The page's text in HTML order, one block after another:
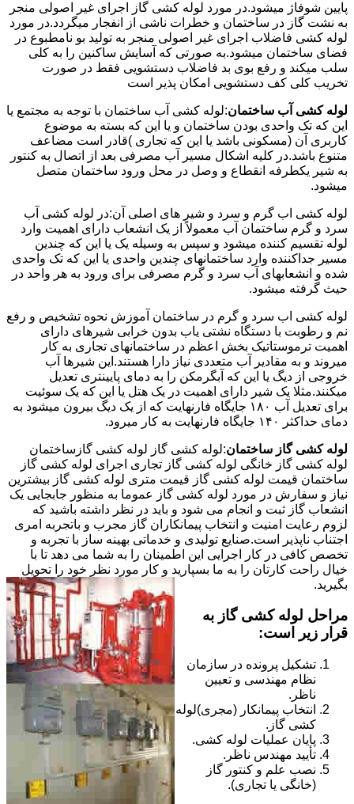
پایین شوفاژ میشود.در مورد لوله کشی گاز اجرای غیر اصولی منجر
به نشت گاز در ساختمان و خطرات ناشی از انفجار میگردد.در مورد
لوله کشی فاضلاب اجرای غیر اصولی منجر به تولید بو نامطبوع در
فضای ساختمان میشود.به صورتی که آسایش ساکنین را به کلی
سلب میکند و رفع بوی بد فاضلاب دستشویی فقط در صورت
تخریب کلی کف دستشویی امکان پذیر است
لوله کشی آب ساختمان:لوله کشی آب ساختمان با توجه به مجتمع یا
این که تک واحدی بودن ساختمان و یا این که بسته به موضوع
کاربری آن (مسکونی باشد یا این که تجاری )قادر است مضاعف
متنوع باشد.در کلیه اشکال مسیر آب مصرفی بعد از اتصال به کنتور
به شیر یکطرفه انقطاع و وصل در محل ورود ساختمان متصل
میشود.
لوله کشی اب گرم و سرد و شیر های اصلی آن:در لوله کشی آب
سرد و گرم ساختمان آب معمولاً از یک انشعاب دارای اهمیت وارد
لوله تقسیم کننده میشود و سپس به وسیله یک یا این که چندین
مسیر جداکننده وارد ساختمانهای چندین واحدی یا این که تک واحدی
شده و انشعابهای آب سرد و گرم مصرفی برای ورود به هر واحد در
حیث گرفته میشود.
لوله کشی اب سرد و گرم در ساختمان آموزش نحوه تشخیص و رفع
نم و رطوبت با دستگاه نشتی یاب بدون خرابی شیرهای دارای
اهمیت ترموستاتیک بخش اعظم در ساختمانهای تجاری به کار
میروند و به مقادیر آب متعددی نیاز دارا هستند.این شیرها آب
خروجی از دیگ یا این که آبگرمکن را به دمای پایینتری تعدیل
میکنند.مثلا یک شیر دارای اهمیت در یک هتل یا این که یک سوئیت
برای تعدیل آب ۱۸۰ جایگاه فارنهایت که از یک دیگ بیرون میشود به
دمای حداکثر ۱۴۰ جایگاه فارنهایت به کار میرود.
لوله کشی گاز ساختمان:لوله کشی گاز لوله کشی گازساختمان
لوله کشی گاز خانگی لوله کشی گاز تجاری اجرای لوله کشی گاز
ساختمان قیمت لوله کشی گاز قیمت متری لوله کشی گاز بیشترین
نیاز و سفارش در مورد لوله کشی گاز عموما به منظور جابجایی یک
انشعاب گاز ثبت و انجام می شود و باید در نظر داشته باشید که
لزوم رعایت امنیت و انتخاب پیمانکاران گاز مجرب و باتجربه امری
اجتناب ناپذیر است.صنایع تولیدی و خدماتی بهینه ساز با تجربه و
تخصص کافی در کار اجرایی این اطمینان را به شما می دهد تا با
خیال راحت کارتان را به ما بسپارید و کار مورد نظر خود را تحویل
بگیرید.
مراحل لوله کشی گاز به
قرار زیر است:
تشکیل پرونده در سازمان
نظام مهندسی و تعیین
ناظر.
انتخاب پیمانکار (مجری)لوله
کشی گاز.
پایان عملیات لوله کشی.
تأیید مهندس ناظر.
نصب علم و کنتور گاز
(خانگی یا تجاری).